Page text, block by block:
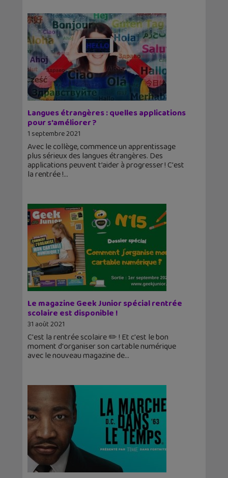
Langues étrangères : quelles applications
pour s’améliorer ?
1 septembre 2021
Avec le collège, commence un apprentissage
plus sérieux des langues étrangères. Des
applications peuvent t’aider à progresser ! C'est
la rentrée !
Le magazine Geek Junior spécial rentrée
scolaire est disponible !
31 août 2021
C'est la rentrée scolaire ✏️ ! Et c'est le bon
moment d'organiser son cartable numérique
avec le nouveau magazine de